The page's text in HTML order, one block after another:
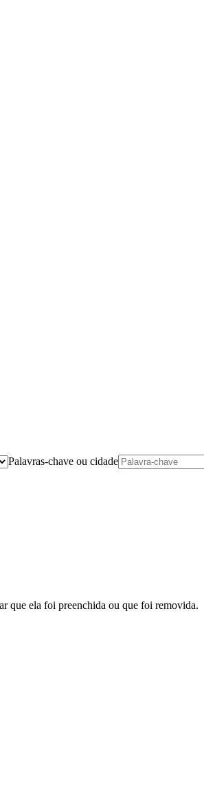
Palavras-chave ou cidade
que ela foi preenchida ou que foi removida.